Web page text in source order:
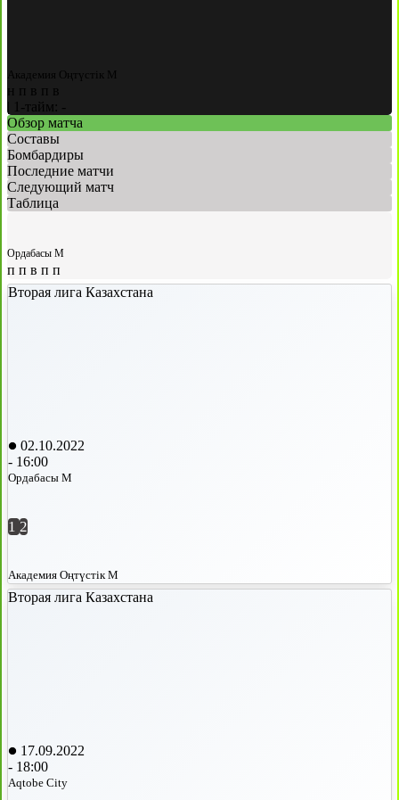
Академия Оңтүстік М
н п в п
в
1-тайм: -
Обзор матча
Составы
Бомбардиры
Последние матчи
Следующий матч
Таблица
Ордабасы М
п п в п п
Вторая лига Казахстана
02.10.2022
- 16:00
Ордабасы М
1 2
Академия Оңтүстік М
Вторая лига Казахстана
17.09.2022
- 18:00
Aqtobe City